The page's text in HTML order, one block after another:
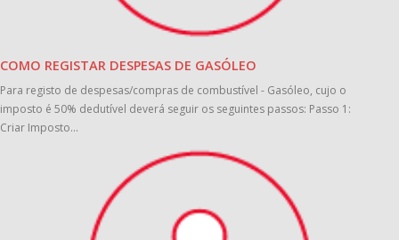
COMO REGISTAR DESPESAS DE GASÓLEO
Para registo de despesas/compras de combustível - Gasóleo, cujo o
imposto é 50% dedutível deverá seguir os seguintes passos: Passo 1:
Criar Imposto...